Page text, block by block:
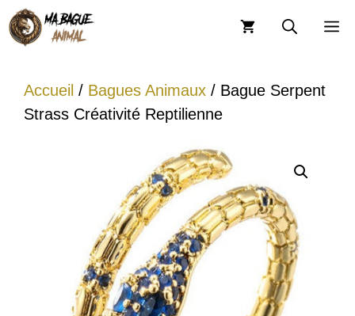
Aller
au
Accueil / Bagues Animaux / Bague Serpent
Strass Créativité Reptilienne